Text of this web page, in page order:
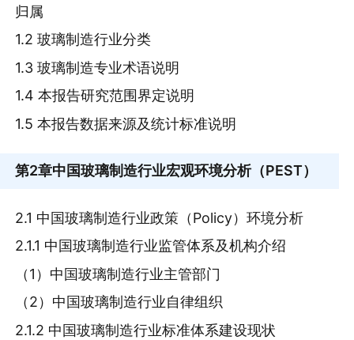
归属
1.2 玻璃制造行业分类
1.3 玻璃制造专业术语说明
1.4 本报告研究范围界定说明
1.5 本报告数据来源及统计标准说明
第2章中国玻璃制造行业宏观环境分析（PEST）
2.1 中国玻璃制造行业政策（Policy）环境分析
2.1.1 中国玻璃制造行业监管体系及机构介绍
（1）中国玻璃制造行业主管部门
（2）中国玻璃制造行业自律组织
2.1.2 中国玻璃制造行业标准体系建设现状